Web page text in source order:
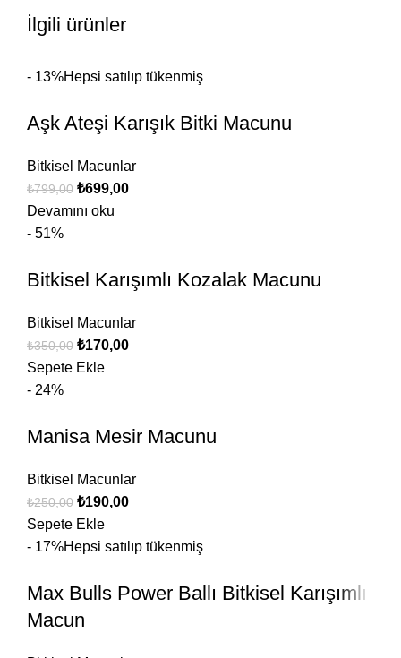
İlgili ürünler
- 13%Hepsi satılıp tükenmiş
Aşk Ateşi Karışık Bitki Macunu
Bitkisel Macunlar
₺799,00 ₺699,00
Devamını oku
- 51%
Bitkisel Karışımlı Kozalak Macunu
Bitkisel Macunlar
₺350,00 ₺170,00
Sepete Ekle
- 24%
Manisa Mesir Macunu
Bitkisel Macunlar
₺250,00 ₺190,00
Sepete Ekle
- 17%Hepsi satılıp tükenmiş
Max Bulls Power Ballı Bitkisel Karışımlı
Macun